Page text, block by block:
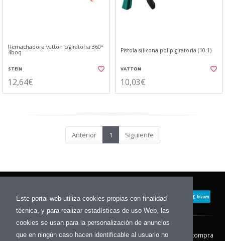
Este portal web utiliza cookies propias con finalidad
técnica, y para realizar estadísticas de uso Web, las
cookies se usan para la personalización de anuncios
que en ningún caso hacen identificable al usuario no
Remachadora vatton c/giratoria 360º
4boq
STEIN
12,64€
Pistola silicona polip.giratoria (10:1)
VATTON
10,03€
Anterior 1 Siguiente
Contacto Aviso Legal Condiciones de compra